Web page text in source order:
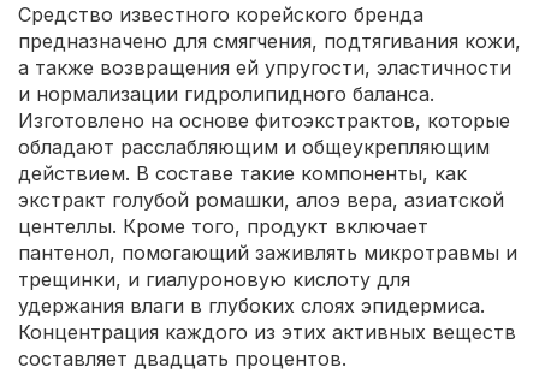
Средство известного корейского бренда
предназначено для смягчения, подтягивания кожи,
а также возвращения ей упругости, эластичности
и нормализации гидролипидного баланса.
Изготовлено на основе фитоэкстрактов, которые
обладают расслабляющим и общеукрепляющим
действием. В составе такие компоненты, как
экстракт голубой ромашки, алоэ вера, азиатской
центеллы. Кроме того, продукт включает
пантенол, помогающий заживлять микротравмы и
трещинки, и гиалуроновую кислоту для
удержания влаги в глубоких слоях эпидермиса.
Концентрация каждого из этих активных веществ
составляет двадцать процентов.